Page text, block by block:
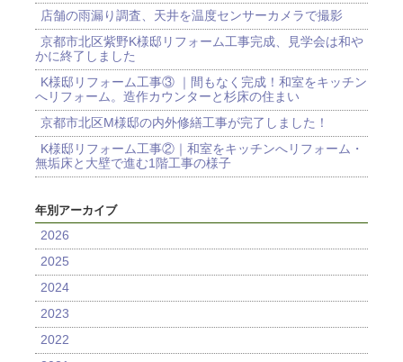
店舗の雨漏り調査、天井を温度センサーカメラで撮影
京都市北区紫野K様邸リフォーム工事完成、見学会は和や
かに終了しました
K様邸リフォーム工事③ ｜間もなく完成！和室をキッチン
へリフォーム。造作カウンターと杉床の住まい
京都市北区M様邸の内外修繕工事が完了しました！
K様邸リフォーム工事②｜和室をキッチンへリフォーム・
無垢床と大壁で進む1階工事の様子
年別アーカイブ
2026
2025
2024
2023
2022